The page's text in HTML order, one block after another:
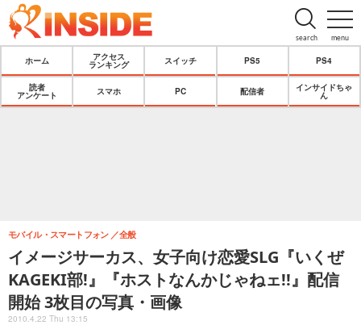
menu
search
ホーム
アクセス
ランキング
スイッチ PS5 PS4
読者
アンケート
スマホ PC 配信者
インサイドちゃ
ん
イメージサーカス、女子向け恋愛SLG『いくぜ
KAGEKI部!』『ホストなんかじゃねェ!!』配信
開始 3枚目の写真・画像
モバイル・スマートフォン 全般
2010.4.22 Thu 13:15